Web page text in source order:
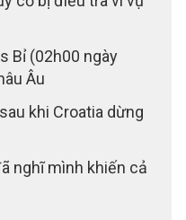
Bỉ (02h00 ngày
Âu
khi Croatia dừng
nghĩ mình khiến cả